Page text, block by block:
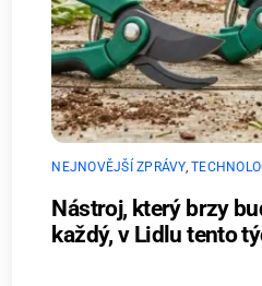
NEJNOVĚJŠÍ ZPRÁVY,
Nástroj, který brzy
každý, v Lidlu tento